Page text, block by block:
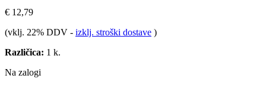
€ 12,79
(vklj. 22% DDV - izklj. stroški dostave )
Različica: 1 k.
Na zalogi